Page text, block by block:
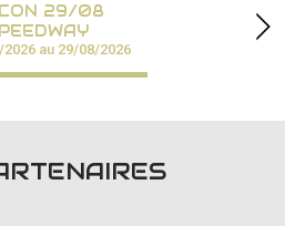
29/08
au 29/08/2026